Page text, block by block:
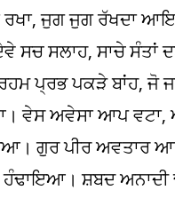
ਰਖਾ, ਜੁਗ ਜੁਗ ਰੱਖਦਾ
ਸਚ ਸਲਾਹ, ਸਾਚੇ ਸੰਤਾਂ
ਪ੍ਰਭ ਪਕੜੇ ਬਾਂਹ, ਜੋ
ਵੇਸ ਅਵੇਸਾ ਆਪ
ਗੁਰ ਪੀਰ ਅਵਤਾਰ
ਸ਼ਬਦ